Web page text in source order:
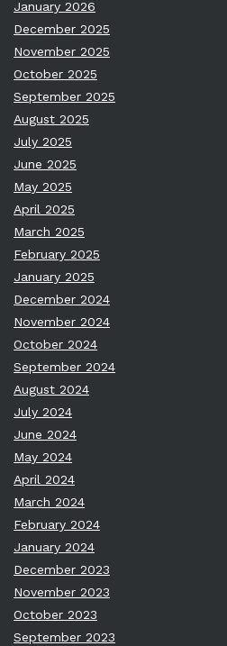
January 2026
December 2025
November 2025
October 2025
September 2025
August 2025
July 2025
June 2025
May 2025
April 2025
March 2025
February 2025
January 2025
December 2024
November 2024
October 2024
September 2024
August 2024
July 2024
June 2024
May 2024
April 2024
March 2024
February 2024
January 2024
December 2023
November 2023
October 2023
September 2023